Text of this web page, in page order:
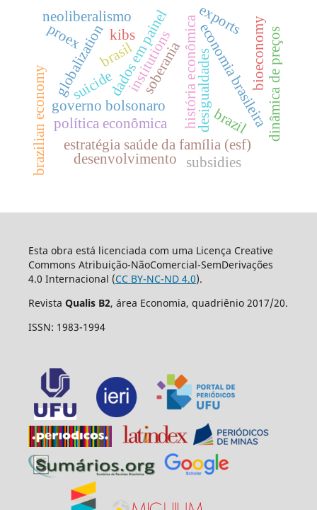
governo bolsonaro história econômicaeconomia brasileira
globalization
brazilian economy estratégia saúde da família (esf)
dados em painel
política econômica
neoliberalismo
desigualdades
soberania
brasil dinâmica de preços
desenvolvimento
bioeconomy
brazil
suicide
exports
proex
subsidies
institutions
kibs
Esta obra está licenciada com uma Licença Creative
Commons Atribuição-NãoComercial-SemDerivações
4.0 Internacional (CC BY-NC-ND 4.0).
Revista Qualis B2, área Economia, quadriênio 2017/20.
ISSN: 1983-1994